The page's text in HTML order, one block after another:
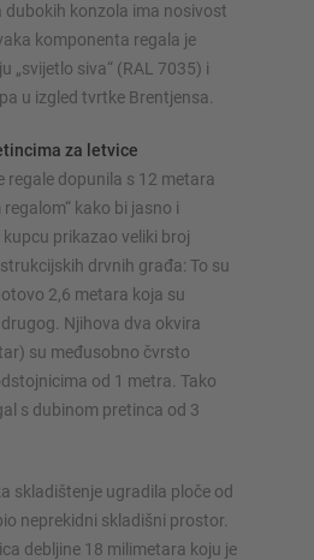
dubokih konzola ima nosivost
komponenta regala je
„svijetlo siva“ (RAL 7035) i
u izgled tvrtke Brentjensa.
za letvice
regale dopunila s 12 metara
kako bi jasno i
prikazao veliki broj
drvnih građa: To su
2,6 metara koja su
Njihova dva okvira
su međusobno čvrsto
od 1 metra. Tako
s dubinom pretinca od 3
skladištenje ugradila ploče od
neprekidni skladišni prostor.
debljine 18 milimetara koju je
izravni upit